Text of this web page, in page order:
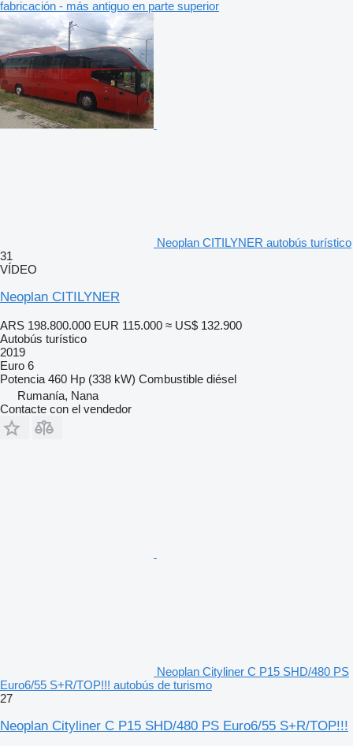
fabricación - más antiguo en parte superior
Neoplan CITILYNER autobús turístico
31
VÍDEO
Neoplan CITILYNER
ARS 198.800.000 EUR 115.000 ≈ US$ 132.900
Autobús turístico
2019
Euro 6
Potencia 460 Hp (338 kW) Combustible diésel
Rumanía, Nana
Contacte con el vendedor
Neoplan Cityliner C P15 SHD/480 PS
Euro6/55 S+R/TOP!!! autobús de turismo
27
Neoplan Cityliner C P15 SHD/480 PS Euro6/55 S+R/TOP!!!